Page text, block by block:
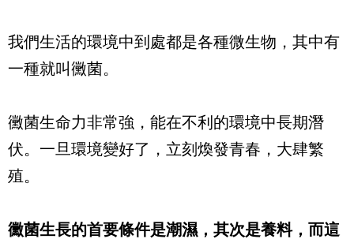
我們生活的環境中到處都是各種微生物，其中有
一種就叫黴菌。
黴菌生命力非常強，能在不利的環境中長期潛
伏。一旦環境變好了，立刻煥發青春，大肆繁
殖。
黴菌生長的首要條件是潮濕，其次是養料，而這